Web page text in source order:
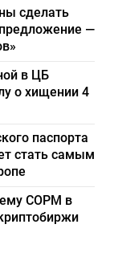
сделать
—
в ЦБ
о хищении 4
паспорта
стать самым
СОРМ в